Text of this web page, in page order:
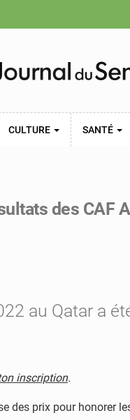
CULTURE SANTÉ
des CAF
au Qatar a
inscription.
des prix pour